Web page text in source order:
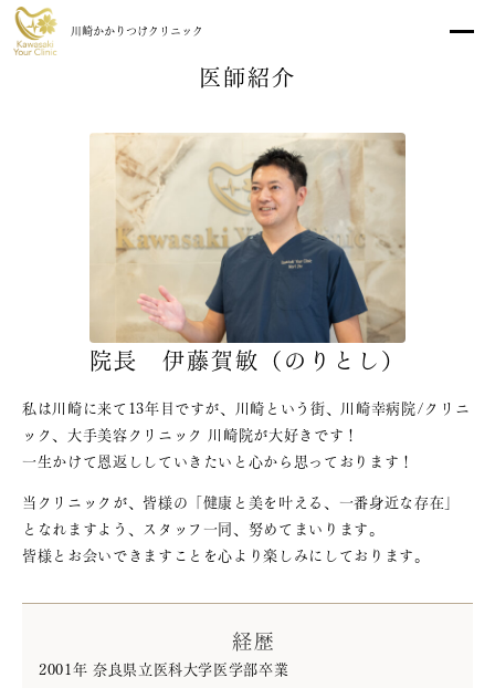
川崎かかりつけクリニック
診療予約
初診の方へ
診療時間・アクセス
医師紹介
院内紹介
お知らせ
特集ページ
お問い合わせ
医師紹介
院長 伊藤賀敏（のりとし）
私は川崎に来て 13年目 ですが、川崎という街、川崎幸病院/クリニ
ック、大手美容クリニック 川崎院が大好きです！
一生かけて恩返し していきたいと心から思っております！
当クリニックが、皆様の「健康と美を叶える、一番身近な存在」
となれますよう、スタッフ一同、努めてまいります。
皆様とお会いできますことを心より楽しみにしております。
経歴
2001年 奈良県立医科大学医学部卒業